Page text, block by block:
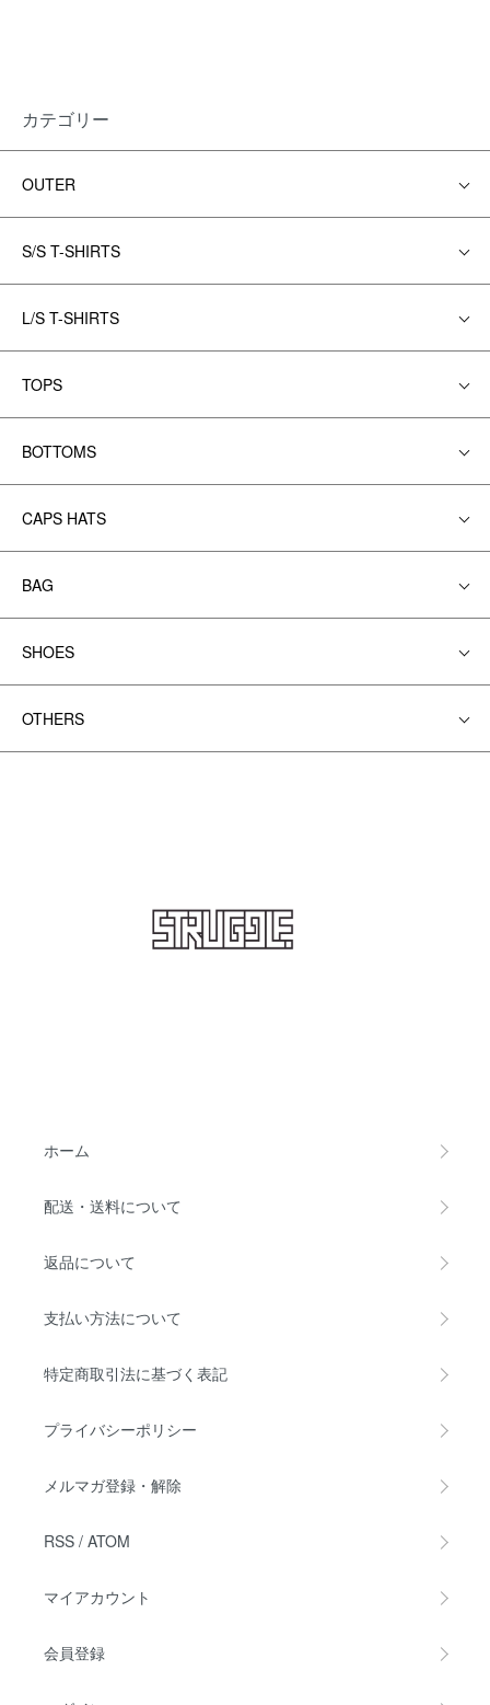
カテゴリー
OUTER
S/S T-SHIRTS
L/S T-SHIRTS
TOPS
BOTTOMS
CAPS HATS
BAG
SHOES
OTHERS
ホーム
配送・送料について
返品について
支払い方法について
特定商取引法に基づく表記
プライバシーポリシー
メルマガ登録・解除
RSS / ATOM
マイアカウント
会員登録